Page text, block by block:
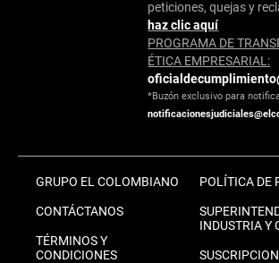
peticiones, quejas y
haz clic aquí
PROGRAMA DE
ÉTICA EMPRESARIAL:
*Buzón exclusivo para
GRUPO EL COLOMBIANO
CONTÁCTANOS
TÉRMINOS Y
CONDICIONES
POLÍTICA DE
INDUSTRIA Y